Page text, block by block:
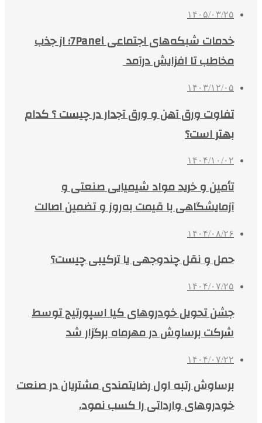
۱۴۰۵/۰۳/۲۵
خدمات شبکه‌های اجتماعی 7Panel؛ از جذب
مخاطب تا افزایش درآمد
۱۴۰۳/۱۲/۰۵
تفاوت ورق آهن و ورق آجدار در چیست ؟ کدام
بهتر است؟
۱۴۰۴/۱۰/۰۲
تأمین و خرید مواد شیمیایی صنعتی و
آزمایشگاهی با قیمت به‌روز و تضمین اصالت
۱۴۰۴/۰۸/۲۶
حمل و نقل چندوجهی یا ترکیبی چیست؟
۱۴۰۴/۰۷/۲۵
جشن تحویل خودروهای کیا اسپورتیج توسط
شرکت برساوش در مهرماه برگزار شد
۱۴۰۴/۰۷/۲۲
برساوش رتبه اول رضایتمندی مشتریان در صنعت
خودروهای وارداتی را کسب نمود.